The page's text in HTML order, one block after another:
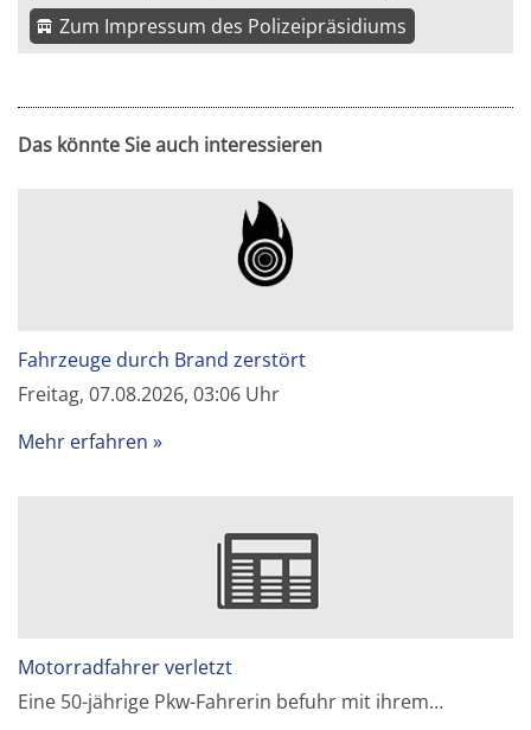
Zum Impressum des Polizeipräsidiums
Das könnte Sie auch interessieren
Fahrzeuge durch Brand zerstört
Freitag, 07.08.2026, 03:06 Uhr
Mehr erfahren
Motorradfahrer verletzt
Eine 50-jährige Pkw-Fahrerin befuhr mit ihrem…